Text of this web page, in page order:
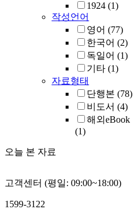
1924 (1)
작성언어
영어 (77)
한국어 (2)
독일어 (1)
기타 (1)
자료형태
단행본 (78)
비도서 (4)
해외eBook
(1)
오늘 본 자료
고객센터 (평일: 09:00~18:00)
1599-3122